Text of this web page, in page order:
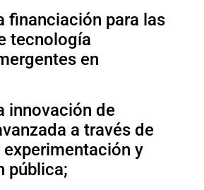
financiación para las
tecnología
en
innovación de
a través de
y
pública;